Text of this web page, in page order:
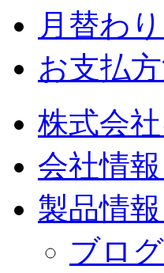
月替わ
お支払
株式会
会社情報
製品情
ブロ